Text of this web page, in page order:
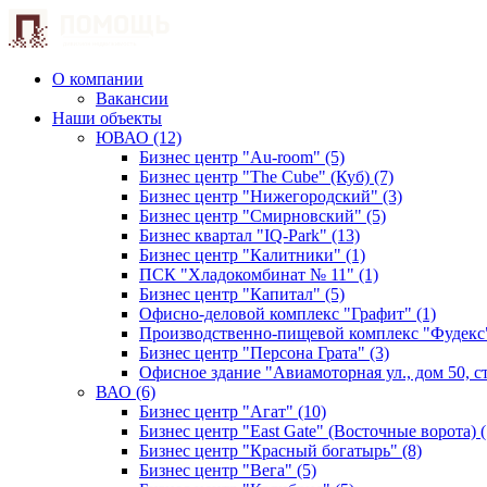
О компании
Вакансии
Наши объекты
ЮВАО (12)
Бизнес центр "Au-room" (5)
Бизнес центр "The Cube" (Куб) (7)
Бизнес центр "Нижегородский" (3)
Бизнес центр "Смирновский" (5)
Бизнес квартал "IQ-Park" (13)
Бизнес центр "Калитники" (1)
ПСК "Хладокомбинат № 11" (1)
Бизнес центр "Капитал" (5)
Офисно-деловой комплекс "Графит" (1)
Производственно-пищевой комплекс
Бизнес центр "Персона Грата" (3)
Офисное здание "Авиамоторная ул., дом 50,
ВАО (6)
Бизнес центр "Агат" (10)
Бизнес центр "East Gate" (Восточные ворота)
Бизнес центр "Красный богатырь" (8)
Бизнес центр "Вега" (5)